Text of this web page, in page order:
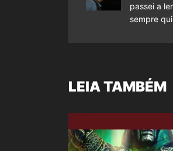
passei a
sempre
LEIA TAMBÉM